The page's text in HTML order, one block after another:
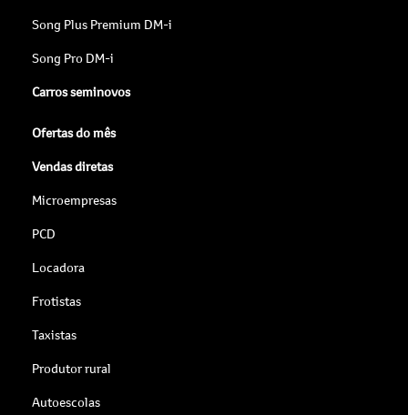
Song Plus Premium DM-i
Song Pro DM-i
Carros seminovos
Ofertas do mês
Vendas diretas
Microempresas
PCD
Locadora
Frotistas
Taxistas
Produtor rural
Autoescolas